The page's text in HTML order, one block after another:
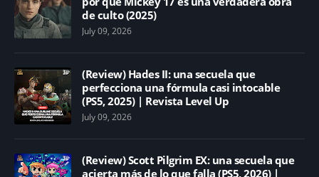
de culto (2025)
July 09, 2026
(Review) Hades II: una secuela que
perfecciona una fórmula casi intocable
(PS5, 2025) | Revista Level Up
July 09, 2026
(Review) Scott Pilgrim EX: una secuela que
acierta más de lo que falla (PS5, 2026) |